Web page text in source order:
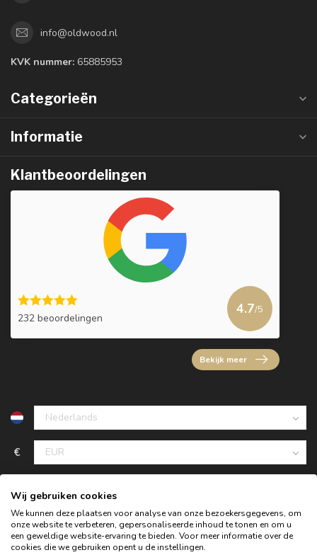
info@oldwood.nl
KVK nummer: 65885953
Categorieën
Informatie
Klantbeoordelingen
232 beoordelingen
4.7/5
Bekijk meer
€
Wij gebruiken cookies
We kunnen deze plaatsen voor analyse van onze bezoekersgegevens, om
onze website te verbeteren, gepersonaliseerde inhoud te tonen en om u
een geweldige website-ervaring te bieden. Voor meer informatie over de
cookies die we gebruiken opent u de instellingen.